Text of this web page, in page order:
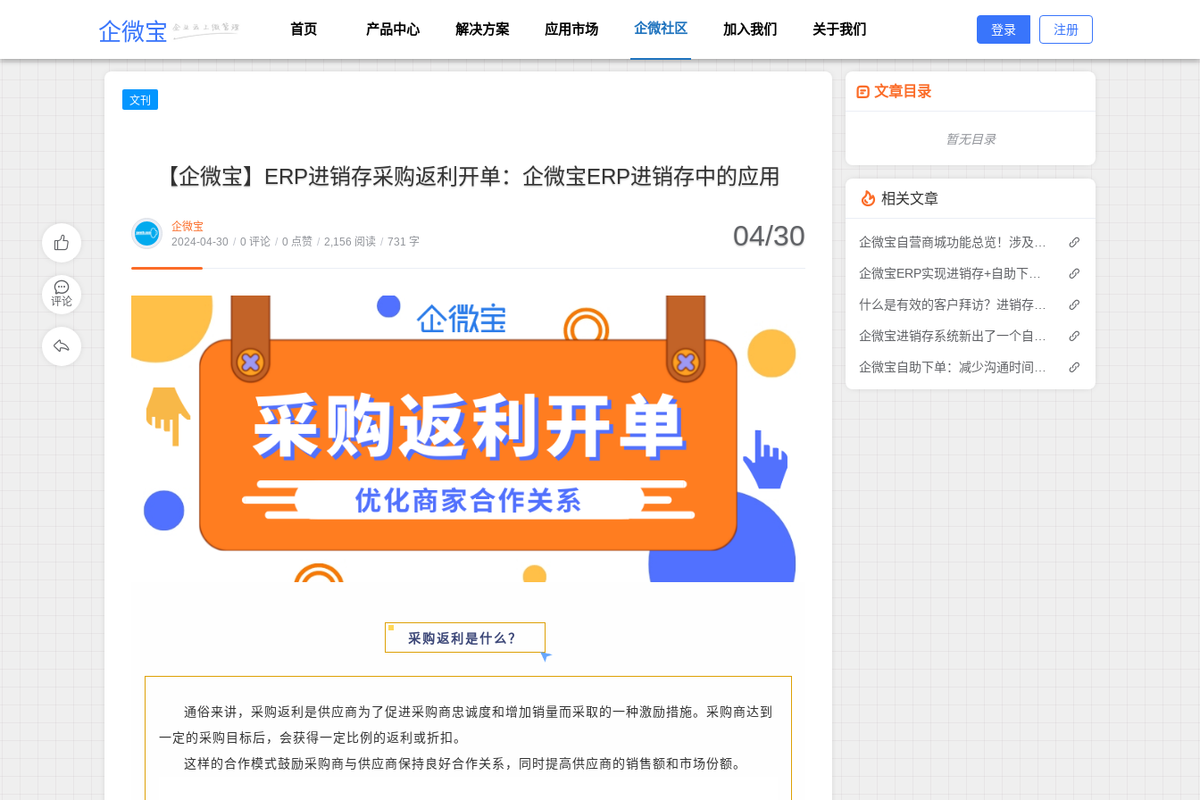
企微宝 首页 产品中心 解决方案 应用市场 企微社区 加入我们 关于我们 登录 注册
文刊
【企微宝】ERP进销存采购返利开单：企微宝ERP进销存中的应用
企微宝
2024-04-30 / 0 评论 / 0 点赞 / 2,156 阅读 / 731 字 04/30
采购返利是什么？
通俗来讲， 采购返利是供应商为了促进采购商忠诚度和增加销量而采取的一种激励措施。采购商达到
一定的采购目标后，会获得一定比例的返利或折扣。
这样的合作模式鼓励采购商与供应商保持良好合作关系，同时提高供应商的销售额和市场份额。
评论
文章目录
暂无目录
相关文章